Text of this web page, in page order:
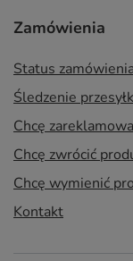
Zamówienia
Status
Śledzenie
Chcę
Chcę zwrócić
Chcę wymienić
Kontakt